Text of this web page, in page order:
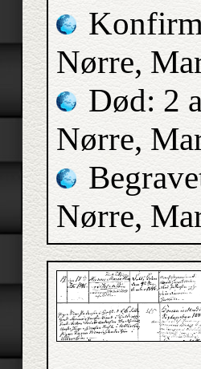
Nørre,
Død: 2
Nørre,
Nørre,